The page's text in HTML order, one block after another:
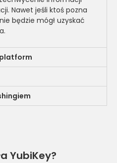
Nawet jeśli ktoś pozna
będzie mógł uzyskać
YubiKey?